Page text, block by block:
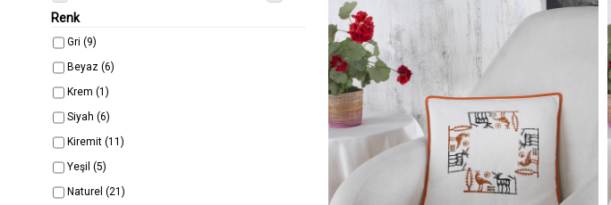
Renk
Gri (9)
Beyaz (6)
Krem (1)
Siyah (6)
Kiremit (11)
Yeşil (5)
Naturel (21)